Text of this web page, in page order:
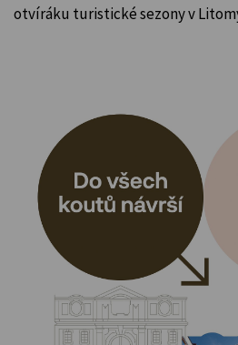
otvíráku turistické sezony v